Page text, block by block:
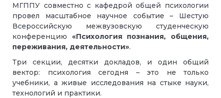
МГППУ совместно с кафедрой общей психологии
провел масштабное научное событие – Шестую
Всероссийскую межвузовскую студенческую
конференцию «Психология познания, общения,
переживания, деятельности».
Три секции, десятки докладов, и один общий
вектор: психология сегодня – это не только
учебники, а живые исследования на стыке науки,
технологий и практики.